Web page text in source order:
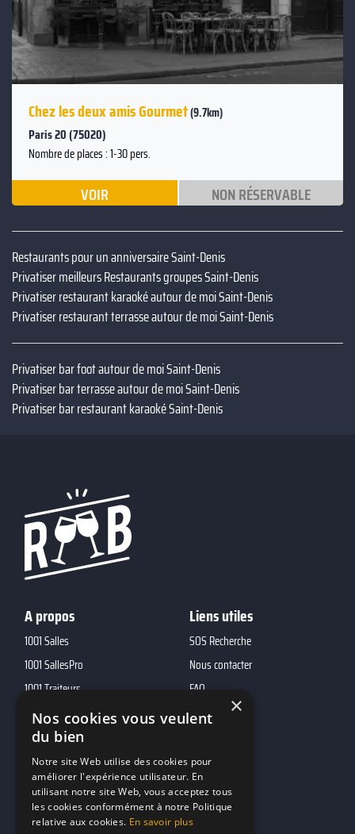
Chez les deux amis Gourmet(9.7km)
Paris 20 (75020)
Nombre de places : 1-30 pers.
VOIR NON RÉSERVABLE
Restaurants pour un anniversaire Saint-Denis
Privatiser meilleurs Restaurants groupes Saint-Denis
Privatiser restaurant karaoké autour de moi Saint-Denis
Privatiser restaurant terrasse autour de moi Saint-Denis
Privatiser bar foot autour de moi Saint-Denis
Privatiser bar terrasse autour de moi Saint-Denis
Privatiser bar restaurant karaoké Saint-Denis
A propos
1001 Salles
1001 SallesPro
1001 Traiteurs
1001 DJ
10h01
MP2
Liens utiles
SOS Recherche
Nous contacter
FAQ
Contacts
marketing@reserverunbar.fr
×
Nos cookies vous veulent
du bien
Notre site Web utilise des cookies pour
améliorer l'expérience utilisateur. En
utilisant notre site Web, vous acceptez tous
les cookies conformément à notre Politique
relative aux cookies. En savoir plus